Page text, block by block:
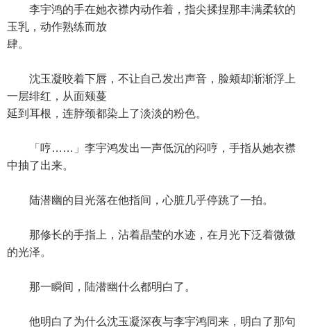
李宇鸿的手在她衣襟内动作着，指尖揉捏那丰满柔软的
玉乳，动作熟练而放
肆。
沈玉凝咬着下唇，不让自己发出声音，脸颊却渐渐浮上
一层绯红，从面颊蔓
延到耳根，连脖颈都染上了淡淡的粉色。
「哼……」李宇鸿发出一声低沉的闷哼，手指从她衣襟
中抽了出来。
陆潜幽的目光落在他指间，心脏几乎停跳了一拍。
那修长的手指上，沾着晶莹的水迹，在月光下泛着微微
的光泽。
那一瞬间，陆潜幽什么都明白了。
他明白了为什么沈玉凝深夜与李宇鸿同来，明白了那句